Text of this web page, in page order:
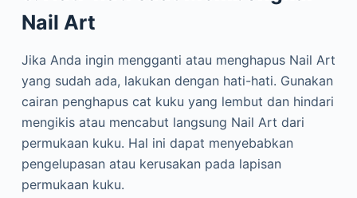
Nail Art
Jika Anda ingin mengganti atau menghapus Nail Art
yang sudah ada, lakukan dengan hati-hati. Gunakan
cairan penghapus cat kuku yang lembut dan hindari
mengikis atau mencabut langsung Nail Art dari
permukaan kuku. Hal ini dapat menyebabkan
pengelupasan atau kerusakan pada lapisan
permukaan kuku.